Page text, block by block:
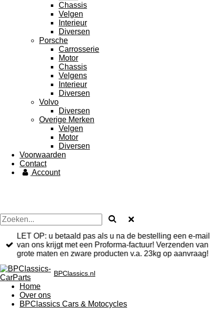
Chassis
Velgen
Interieur
Diversen
Porsche
Carrosserie
Motor
Chassis
Velgens
Interieur
Diversen
Volvo
Diversen
Overige Merken
Velgen
Motor
Diversen
Voorwaarden
Contact
Account
LET OP: u betaald pas als u na de bestelling een e-mail
van ons krijgt met een Proforma-factuur! Verzenden van
grote maten en zware producten v.a. 23kg op aanvraag!
BPClassics.nl
Home
Over ons
BPClassics Cars & Motocycles